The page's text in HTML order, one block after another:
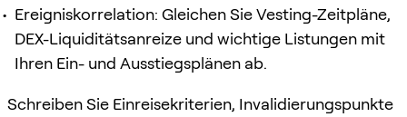
Ereigniskorrelation: Gleichen Sie Vesting-Zeitpläne,
DEX-Liquiditätsanreize und wichtige Listungen mit
Ihren Ein- und Ausstiegsplänen ab.
Schreiben Sie Einreisekriterien, Invalidierungspunkte